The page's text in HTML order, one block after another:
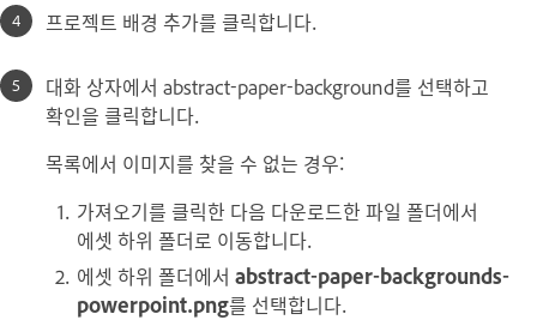
프로젝트 배경 추가를 클릭합니다.
대화 상자에서 abstract-paper-background를 선택하고
확인을 클릭합니다.
목록에서 이미지를 찾을 수 없는 경우:
가져오기를 클릭한 다음 다운로드한 파일 폴더에서
에셋 하위 폴더로 이동합니다.
에셋 하위 폴더에서 abstract-paper-backgrounds-
powerpoint.png를 선택합니다.